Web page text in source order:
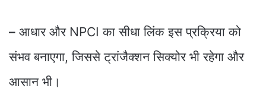
– आधार और NPCI का सीधा लिंक इस प्रक्रिया को
संभव बनाएगा, जिससे ट्रांजैक्शन सिक्योर भी रहेगा और
आसान भी।